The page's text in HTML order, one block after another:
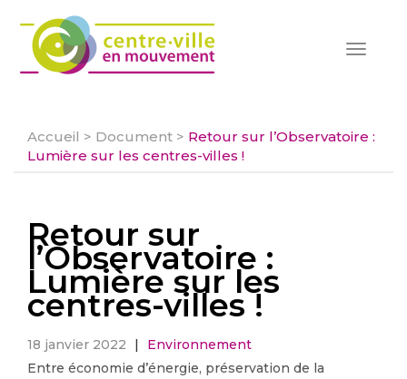
Toggle
Accueil > Document > Retour sur l’Observatoire :
Lumière sur les centres-villes !
Retour sur
l’Observatoire :
Lumière sur les
centres-villes !
18 janvier 2022 |
Environnement
Entre économie d’énergie, préservation de la